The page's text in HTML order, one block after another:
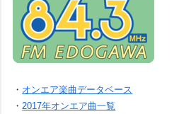
・ オンエア楽曲データベース
・ 2017年オンエア曲一覧